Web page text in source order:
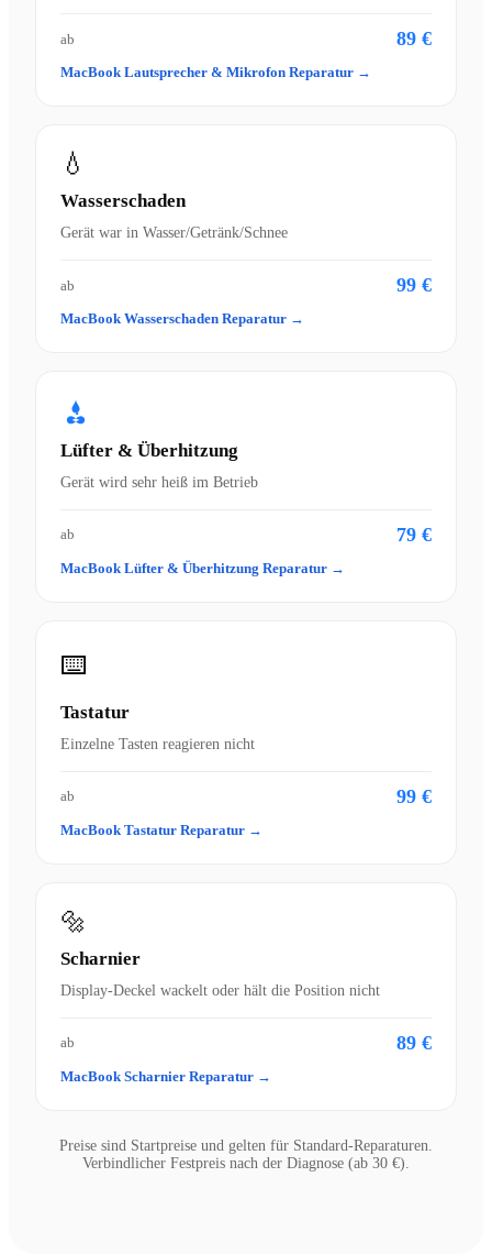
ab 89 €
MacBook Lautsprecher & Mikrofon Reparatur →
💧
Wasserschaden
Gerät war in Wasser/Getränk/Schnee
ab 99 €
MacBook Wasserschaden Reparatur →
Lüfter & Überhitzung
Gerät wird sehr heiß im Betrieb
ab 79 €
MacBook Lüfter & Überhitzung Reparatur →
⌨️
Tastatur
Einzelne Tasten reagieren nicht
ab 99 €
MacBook Tastatur Reparatur →
🔩
Scharnier
Display-Deckel wackelt oder hält die Position nicht
ab 89 €
MacBook Scharnier Reparatur →
Preise sind Startpreise und gelten für Standard-Reparaturen.
Verbindlicher Festpreis nach der Diagnose (ab 30 €).